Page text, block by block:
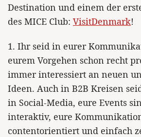
Destination und einem der
des MICE Club: VisitDenmark!
1. Ihr seid in eurer
eurem Vorgehen schon recht
immer interessiert an neuen
Ideen. Auch in B2B Kreisen
in Social-Media, eure Events
interaktiv, eure
contentorientiert und einfach